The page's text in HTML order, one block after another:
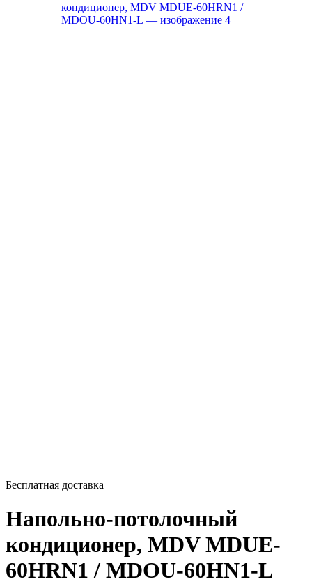
Бесплатная доставка
Напольно-потолочный
кондиционер, MDV MDUE-
60HRN1 / MDOU-60HN1-L